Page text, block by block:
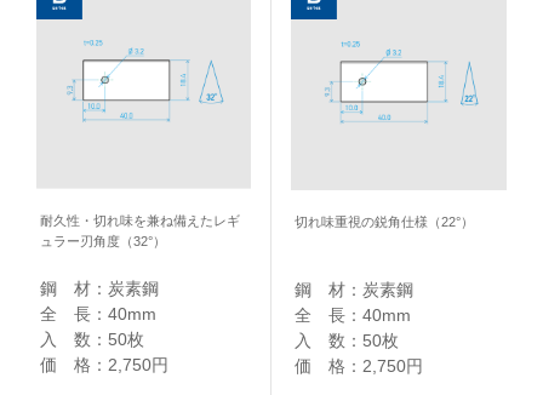
耐久性・切れ味を兼ね備えたレギ
ュラー刃角度（32°）
鋼 材：炭素鋼​
全 長：40mm​
入 数：50枚
価 格：2,750円
切れ味重視の鋭角仕様（22°）
鋼 材：炭素鋼​
全 長：40mm​
入 数：50枚
価 格：2,750円